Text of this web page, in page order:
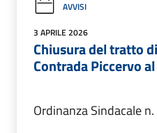
AVVISI
3 APRILE 2026
Chiusura del tratto
Contrada Piccervo
Ordinanza Sindacale